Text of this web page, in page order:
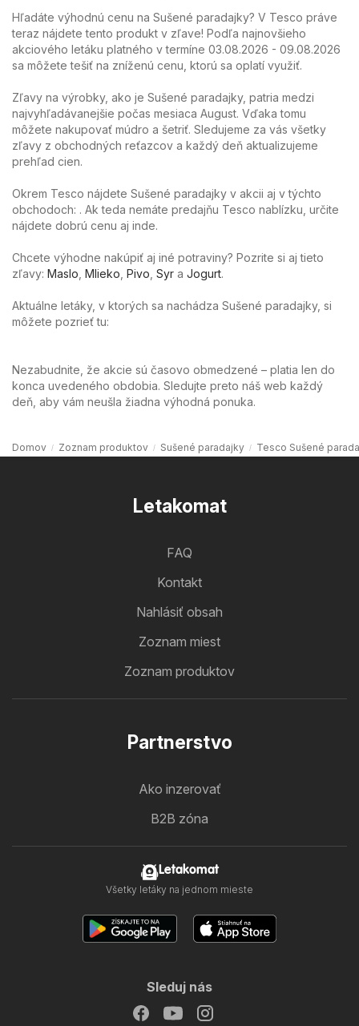
Hľadáte výhodnú cenu na Sušené paradajky? V Tesco práve
teraz nájdete tento produkt v zľave! Podľa najnovšieho
akciového letáku platného v termíne 03.08.2026 - 09.08.2026
sa môžete tešiť na zníženú cenu, ktorú sa oplatí využiť.
Zľavy na výrobky, ako je Sušené paradajky, patria medzi
najvyhľadávanejšie počas mesiaca August. Vďaka tomu
môžete nakupovať múdro a šetriť. Sledujeme za vás všetky
zľavy z obchodných reťazcov a každý deň aktualizujeme
prehľad cien.
Okrem Tesco nájdete Sušené paradajky v akcii aj v týchto
obchodoch: . Ak teda nemáte predajňu Tesco nablízku, určite
nájdete dobrú cenu aj inde.
Chcete výhodne nakúpiť aj iné potraviny? Pozrite si aj tieto
zľavy: Maslo Mlieko Pivo Syr a Jogurt.
Aktuálne letáky, v ktorých sa nachádza Sušené paradajky, si
môžete pozrieť tu:
Nezabudnite, že akcie sú časovo obmedzené – platia len do
konca uvedeného obdobia. Sledujte preto náš web každý
deň, aby vám neušla žiadna výhodná ponuka.
Domov Zoznam produktov Sušené paradajky Tesco Sušené
Letakomat
FAQ
Kontakt
Nahlásiť obsah
Zoznam miest
Zoznam produktov
Partnerstvo
Ako inzerovať
B2B zóna
Letakomat
Všetky letáky na jednom mieste
Sleduj nás